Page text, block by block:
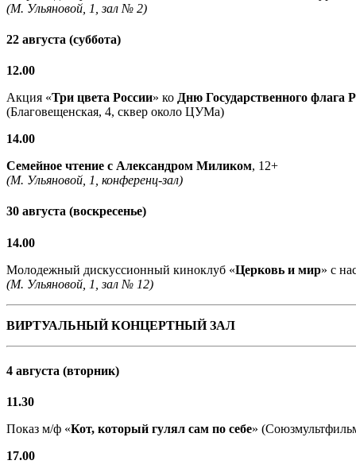
(М. Ульяновой, 1, зал № 2)
22 августа (суббота)
12.00
Акция «Три цвета России» ко Дню Государственного флага
(Благовещенская, 4, сквер около ЦУМа)
14.00
Семейное чтение с Александром Миликом, 12+
(М. Ульяновой, 1, конференц-зал)
30 августа (воскресенье)
14.00
Молодежный дискуссионный киноклуб «Церковь и мир» с
(М. Ульяновой, 1, зал № 12)
ВИРТУАЛЬНЫЙ КОНЦЕРТНЫЙ ЗАЛ
4 августа (вторник)
11.30
Показ м/ф «Кот, который гулял сам по себе»
17.00